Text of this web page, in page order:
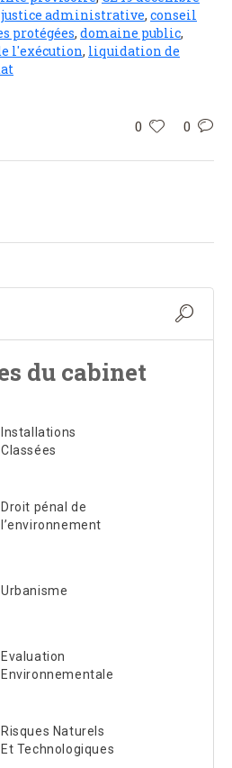
justice administrative, conseil
protégées, domaine public,
l'exécution, liquidation de
0 0
du cabinet
Installations
Classées
Droit pénal de
l’environnement
Urbanisme
Evaluation
Environnementale
Risques Naturels
Et Technologiques